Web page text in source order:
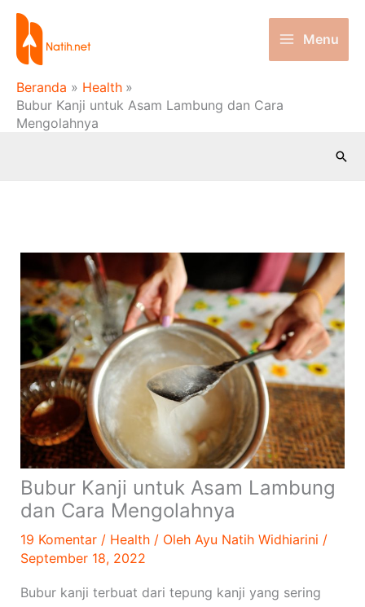
Lewati
konten
Menu
Beranda
Health
Bubur Kanji untuk Asam Lambung dan Cara
Mengolahnya
Cari
Bubur Kanji untuk Asam Lambung
dan Cara Mengolahnya
19 Komentar / Health/ Oleh Ayu Natih Widhiarini /
September 18, 2022
Bubur kanji terbuat dari tepung kanji yang sering